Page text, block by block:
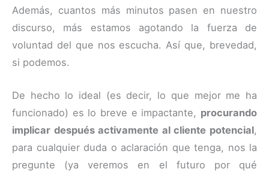
Además, cuantos más minutos pasen en nuestro
discurso, más estamos agotando la fuerza de
voluntad del que nos escucha. Así que, brevedad,
si podemos.
De hecho lo ideal (es decir, lo que mejor me ha
funcionado) es lo breve e impactante, procurando
implicar después activamente al cliente potencial,
para cualquier duda o aclaración que tenga, nos la
pregunte (ya veremos en el futuro por qué